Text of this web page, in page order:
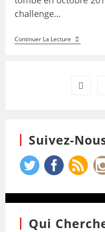
challenge…
Continuer La Lecture
Suivez-
Qui